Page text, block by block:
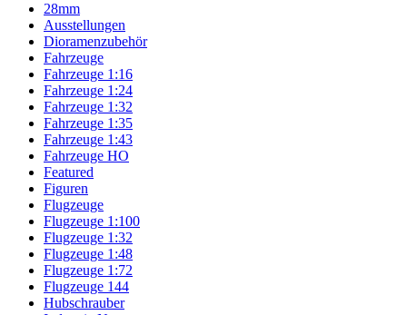
28mm
Ausstellungen
Dioramenzubehör
Fahrzeuge
Fahrzeuge 1:16
Fahrzeuge 1:24
Fahrzeuge 1:32
Fahrzeuge 1:35
Fahrzeuge 1:43
Fahrzeuge HO
Featured
Figuren
Flugzeuge
Flugzeuge 1:100
Flugzeuge 1:32
Flugzeuge 1:48
Flugzeuge 1:72
Flugzeuge 144
Hubschrauber